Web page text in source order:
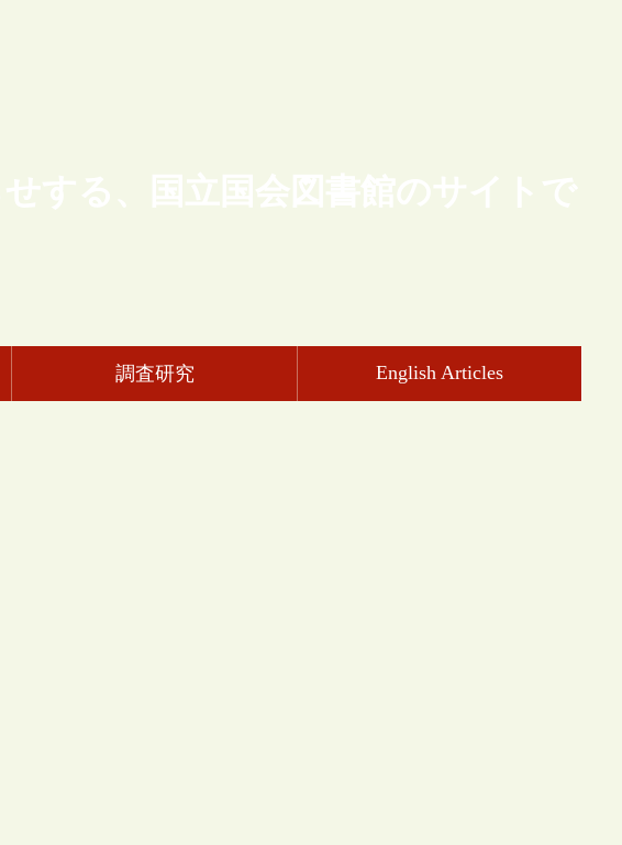
する、国立国会図書館のサイトで
調査研究 English Articles